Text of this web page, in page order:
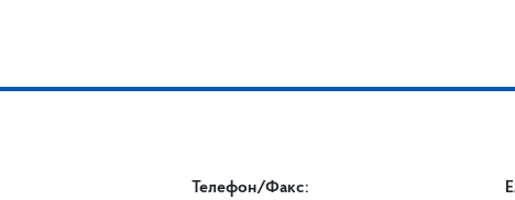
Телефон/Факс: